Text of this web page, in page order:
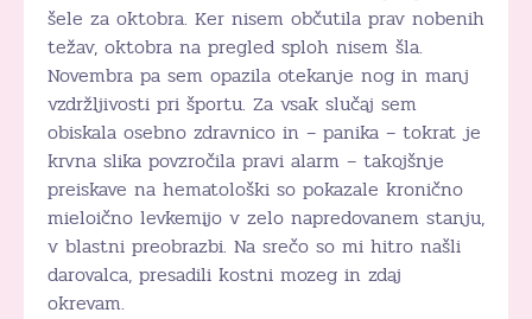
šele za oktobra. Ker nisem občutila prav nobenih
težav, oktobra na pregled sploh nisem šla.
Novembra pa sem opazila otekanje nog in manj
vzdržljivosti pri športu. Za vsak slučaj sem
obiskala osebno zdravnico in – panika – tokrat je
krvna slika povzročila pravi alarm – takojšnje
preiskave na hematološki so pokazale kronično
mieloično levkemijo v zelo napredovanem stanju,
v blastni preobrazbi. Na srečo so mi hitro našli
darovalca, presadili kostni mozeg in zdaj
okrevam.